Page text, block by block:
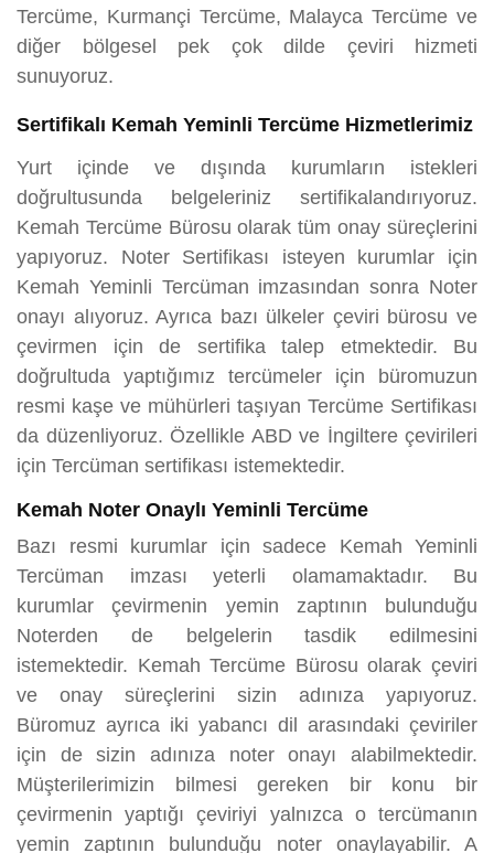
Tercüme, Kurmançi Tercüme, Malayca Tercüme ve
diğer bölgesel pek çok dilde çeviri hizmeti
sunuyoruz.
Sertifikalı Kemah Yeminli Tercüme Hizmetlerimiz
Yurt içinde ve dışında kurumların istekleri
doğrultusunda belgeleriniz sertifikalandırıyoruz.
Kemah Tercüme Bürosu olarak tüm onay süreçlerini
yapıyoruz. Noter Sertifikası isteyen kurumlar için
Kemah Yeminli Tercüman imzasından sonra Noter
onayı alıyoruz. Ayrıca bazı ülkeler çeviri bürosu ve
çevirmen için de sertifika talep etmektedir. Bu
doğrultuda yaptığımız tercümeler için büromuzun
resmi kaşe ve mühürleri taşıyan Tercüme Sertifikası
da düzenliyoruz. Özellikle ABD ve İngiltere çevirileri
için Tercüman sertifikası istemektedir.
Kemah Noter Onaylı Yeminli Tercüme
Bazı resmi kurumlar için sadece Kemah Yeminli
Tercüman imzası yeterli olamamaktadır. Bu
kurumlar çevirmenin yemin zaptının bulunduğu
Noterden de belgelerin tasdik edilmesini
istemektedir. Kemah Tercüme Bürosu olarak çeviri
ve onay süreçlerini sizin adınıza yapıyoruz.
Büromuz ayrıca iki yabancı dil arasındaki çeviriler
için de sizin adınıza noter onayı alabilmektedir.
Müşterilerimizin bilmesi gereken bir konu bir
çevirmenin yaptığı çeviriyi yalnızca o tercümanın
yemin zaptının bulunduğu noter onaylayabilir. A